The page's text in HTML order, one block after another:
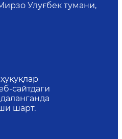
Улуғбек тумани,
сайтдаги
шарт.